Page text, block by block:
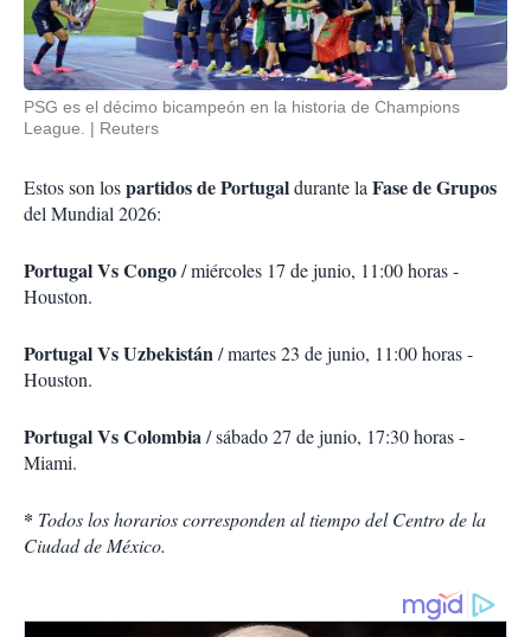
PSG es el décimo bicampeón en la historia de Champions
League.
Reuters
Estos son lospartidos de Portugaldurante laFase de Grupos
del Mundial 2026:
Portugal Vs Congo/ miércoles 17 de junio, 11:00 horas -
Houston.
Portugal Vs Uzbekistán/ martes 23 de junio, 11:00 horas -
Houston.
Portugal Vs Colombia/ sábado 27 de junio, 17:30 horas -
Miami.
* Todos los horarios corresponden al tiempo del Centro de la
Ciudad de México.